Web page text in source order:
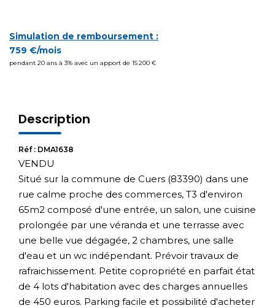
Simulation de remboursement :
759 €/mois
pendant 20 ans à 3% avec un apport de 15 200 €
Description
Réf : DMA1638
VENDU
Situé sur la commune de Cuers (83390) dans une
rue calme proche des commerces, T3 d'environ
65m2 composé d'une entrée, un salon, une cuisine
prolongée par une véranda et une terrasse avec
une belle vue dégagée, 2 chambres, une salle
d'eau et un wc indépendant. Prévoir travaux de
rafraichissement. Petite copropriété en parfait état
de 4 lots d'habitation avec des charges annuelles
de 450 euros. Parking facile et possibilité d'acheter